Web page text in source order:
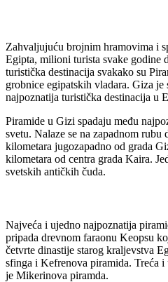
Zahvaljujuću brojnim hramovima i
Egipta, milioni turista svake godine
turistička destinacija svakako su
grobnice egipatskih vladara. Giza
najpoznatija turistička destinacija u
Piramide u Gizi spadaju među
svetu. Nalaze se na zapadnom
kilometara jugozapadno od grada
kilometara od centra grada Kaira.
svetskih antičkih čuda.
Najveća i ujedno najpoznatija
pripada drevnom faraonu Keopsu
četvrte dinastije starog kraljevstva
sfinga i Kefrenova piramida. Treća i
je Mikerinova piramda.